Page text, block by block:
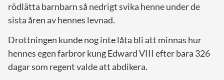
rödlätta barnbarn så nedrigt svika henne under de
sista åren av hennes levnad.
Drottningen kunde nog inte låta bli att minnas hur
hennes egen farbror kung Edward VIII efter bara 326
dagar som regent valde att abdikera.